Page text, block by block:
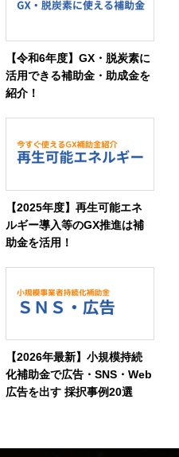
【令和6年度】GX・脱炭素に
活用できる補助金・助成金を
紹介！
【2025年度】再生可能エネ
ルギー導入等のGX推進は補
助金を活用！
【2026年最新】小規模持続
化補助金で広告・SNS・Web
広告を出す 採択事例20選